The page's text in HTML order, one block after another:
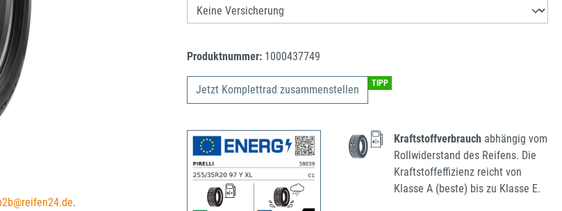
.
Produktnummer: 1000437749
Jetzt Komplettrad zusammenstellen TIPP
Kraftstoffverbrauch abhängig vom
Rollwiderstand des Reifens. Die
Kraftstoffeffizienz reicht von
Klasse A (beste) bis zu Klasse E.